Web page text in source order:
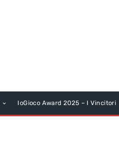
IoGioco Award 2025 – I Vincitori